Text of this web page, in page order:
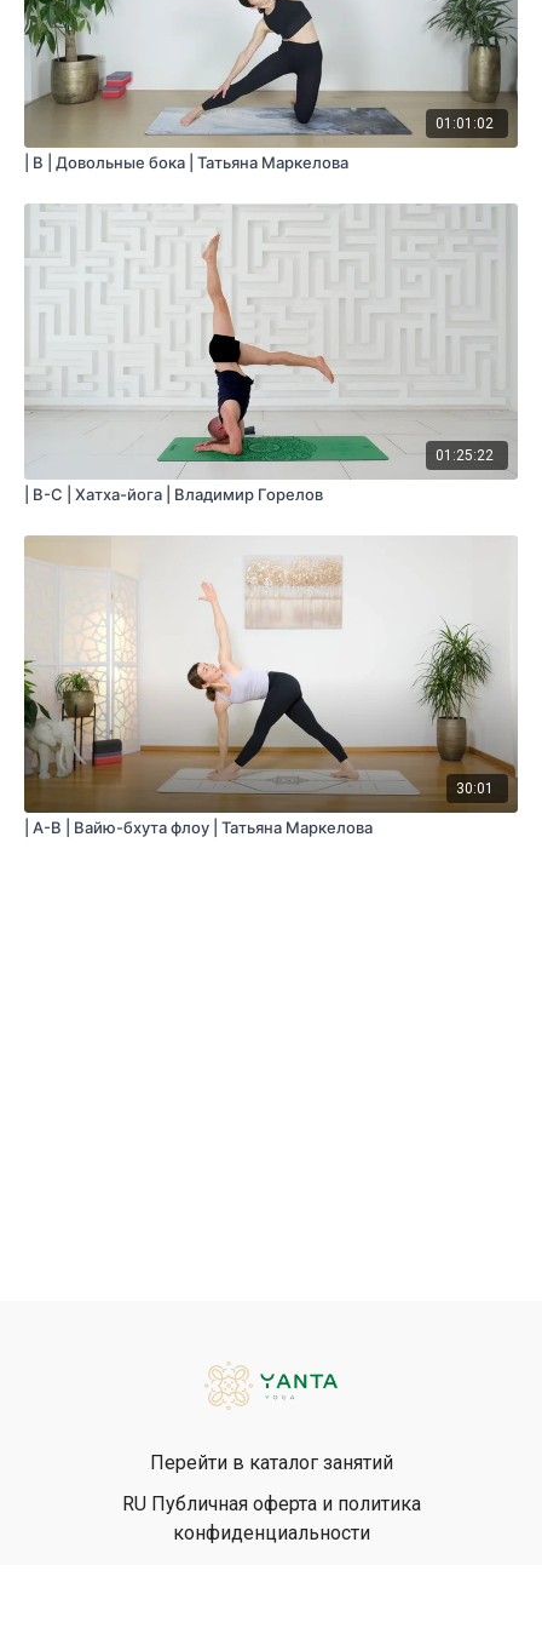
01:01:02
| B | Довольные бока | Татьяна Маркелова
01:25:22
| B-C | Хатха-йога | Владимир Горелов
30:01
| A-B | Вайю-бхута флоу | Татьяна Маркелова
Перейти в каталог занятий
RU Публичная оферта и политика
конфиденциальности